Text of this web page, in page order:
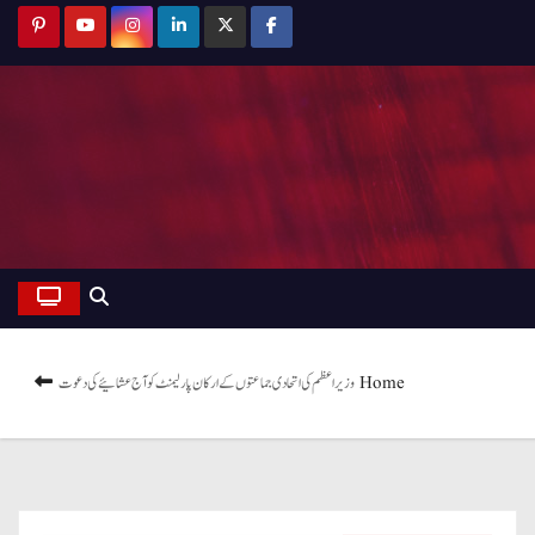
Homeوزیر اعظم کی اتحادی جماعتوں کے ارکان پارلیمنٹ کو آج عشائیے کی دعوت